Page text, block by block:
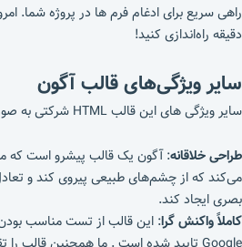
راهی سریع برای ادغام فرم ها در پروژه شما.
دقیقه راه‌اندازی کنید!
سایر ویژگی‌های قالب آگون
سایر ویژگی های این قالب HTML شرکتی به صورت زیر هستند.
طراحی خلاقانه: آگون یک قالب پیشرو است که
می‌کند که از چشم‌های طبیعی پیروی کند و
بصری ایجاد کند.
کاملاً واکنش گرا: این قالب از تست مناسب